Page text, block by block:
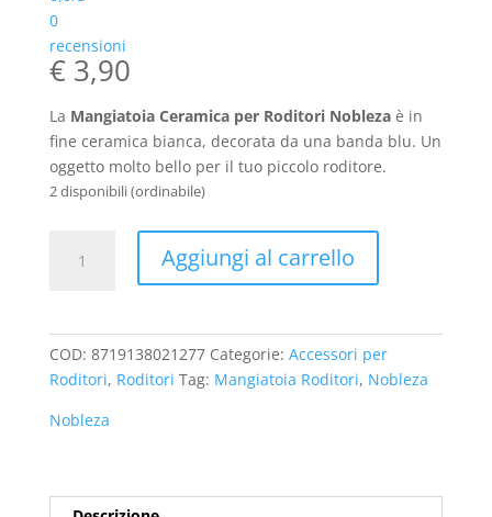
0
recensioni
€3,90
La Mangiatoia Ceramica per Roditori Noblezaè in
fine ceramica bianca, decorata da una banda blu. Un
oggetto molto bello per il tuo piccolo roditore.
2 disponibili (ordinabile)
Ceramica
quantità
Aggiungi al carrello
COD: 8719138021277 Categorie: Accessori per
Roditori, Roditori Tag: Mangiatoia Roditori, Nobleza
Nobleza